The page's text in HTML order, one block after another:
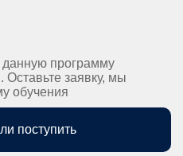
данную программу
заявку, мы
обучения
поступить